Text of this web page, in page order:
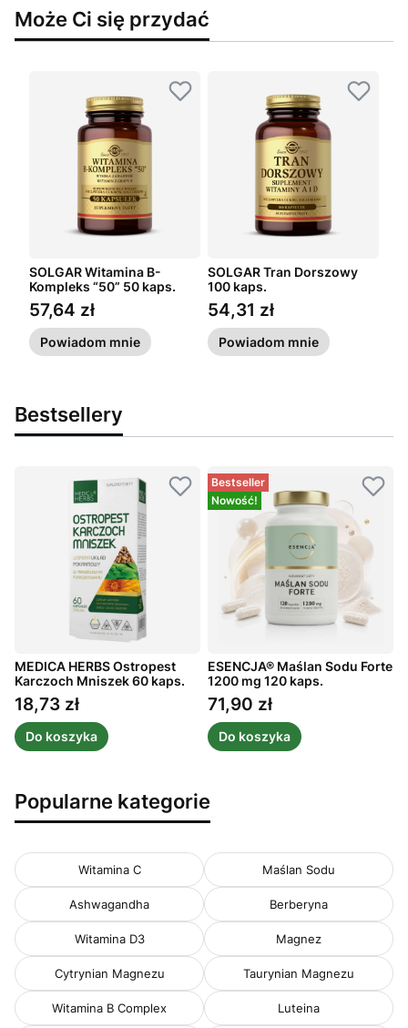
Może Ci się przydać
SOLGAR Witamina B-
Kompleks “50” 50 kaps.
Cena
57,64 zł
Powiadom mnie
SOLGAR Tran Dorszowy
100 kaps.
Cena
54,31 zł
Powiadom mnie
Bestsellery
MEDICA HERBS Ostropest
Karczoch Mniszek 60 kaps.
Cena
18,73 zł
Do koszyka
Bestseller
Nowość!
ESENCJA® Maślan Sodu Forte
1200 mg 120 kaps.
Cena
71,90 zł
Do koszyka
Popularne kategorie
Witamina C Maślan Sodu
Ashwagandha Berberyna
Witamina D3 Magnez
Cytrynian Magnezu Taurynian Magnezu
Witamina B Complex Luteina